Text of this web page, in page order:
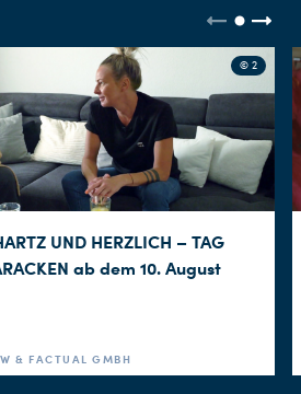
© 2
UND HERZLICH – TAG
ab dem 10. August
& FACTUAL GMBH